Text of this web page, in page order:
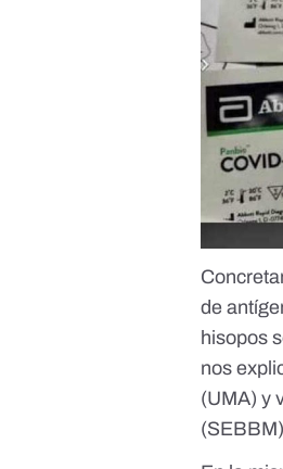
de
hisopos
nos
(UMA) y